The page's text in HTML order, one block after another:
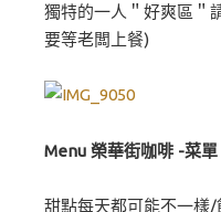
獨特的一人＂好爽區＂
要等老闆上餐)
Menu 榮華街咖啡 -菜單
甜點每天都可能不一樣/